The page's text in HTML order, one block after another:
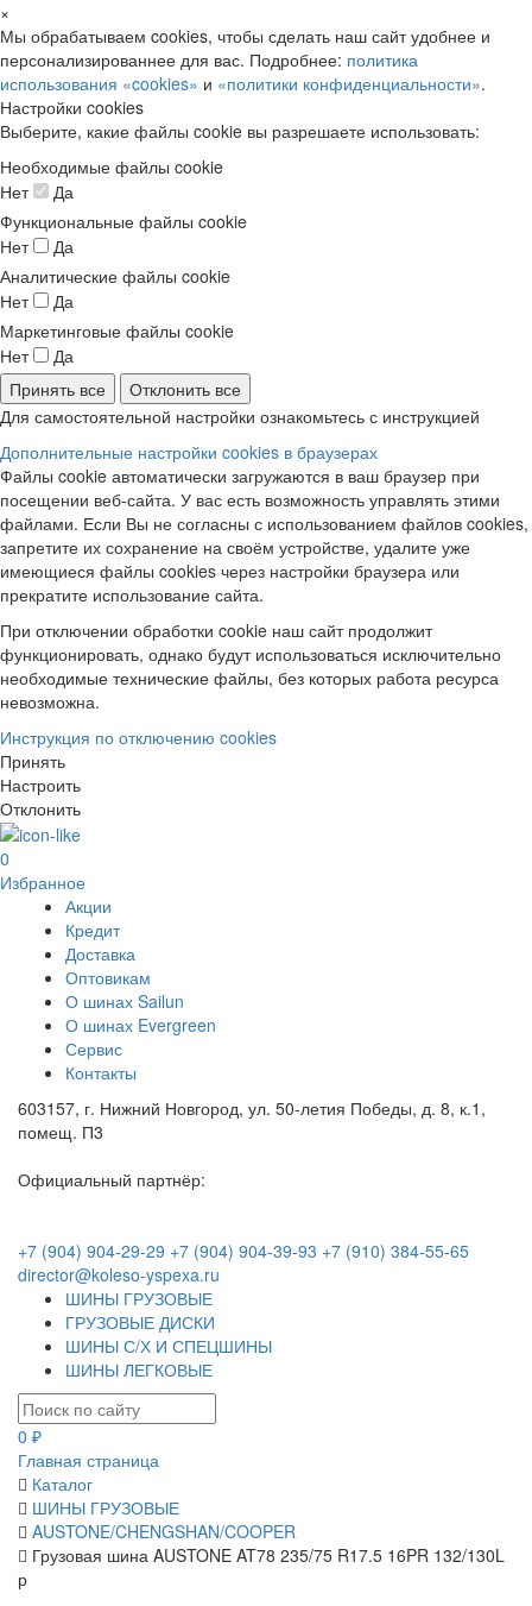
×
Мы обрабатываем cookies, чтобы сделать наш сайт удобнее и
персонализированнее для вас. Подробнее: политика
использования «cookies» и «политики конфиденциальности».
Настройки cookies
Выберите, какие файлы cookie вы разрешаете использовать:
Необходимые файлы cookie
Нет
Да
Функциональные файлы cookie
Нет
Да
Аналитические файлы cookie
Нет
Да
Маркетинговые файлы cookie
Нет
Да
Принять все
Отклонить все
Для самостоятельной настройки ознакомьтесь с инструкцией
Дополнительные настройки cookies в браузерах
Файлы cookie автоматически загружаются в ваш браузер при
посещении веб-сайта. У вас есть возможность управлять этими
файлами. Если Вы не согласны с использованием файлов cookies,
запретите их сохранение на своём устройстве, удалите уже
имеющиеся файлы cookies через настройки браузера или
прекратите использование сайта.
При отключении обработки cookie наш сайт продолжит
функционировать, однако будут использоваться исключительно
необходимые технические файлы, без которых работа ресурса
невозможна.
Инструкция по отключению cookies
Принять
Настроить
Отклонить
0
Избранное
Акции
Кредит
Доставка
Оптовикам
О шинах Sailun
О шинах Evergreen
Сервис
Контакты
603157, г. Нижний Новгород, ул. 50-летия Победы, д. 8, к.1,
помещ. П3
Официальный партнёр:
+7 (904) 904-29-29 +7 (904) 904-39-93 +7 (910) 384-55-65
director@koleso-yspexa.ru
ШИНЫ ГРУЗОВЫЕ
ГРУЗОВЫЕ ДИСКИ
ШИНЫ С/Х И СПЕЦШИНЫ
ШИНЫ ЛЕГКОВЫЕ
0 ₽
Главная страница
Каталог
ШИНЫ ГРУЗОВЫЕ
AUSTONE/CHENGSHAN/COOPER
Грузовая шина AUSTONE AT78 235/75 R17.5 16PR 132/130L
р